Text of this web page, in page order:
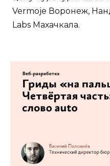
Vermoje Воронеж,
Labs Махачкала.